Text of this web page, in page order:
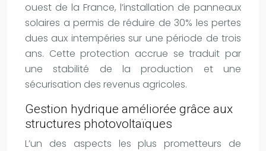
ouest de la France, l’installation de panneaux
solaires a permis de réduire de 30% les pertes
dues aux intempéries sur une période de trois
ans. Cette protection accrue se traduit par
une stabilité de la production et une
sécurisation des revenus agricoles.
Gestion hydrique améliorée grâce aux
structures photovoltaïques
L’un des aspects les plus prometteurs de